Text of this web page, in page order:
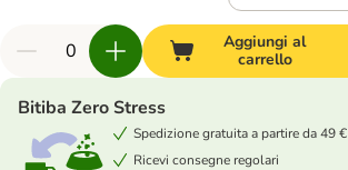
Aggiungi al
carrello
Bitiba Zero Stress
Spedizione gratuita a partire da 49 €
Ricevi consegne regolari